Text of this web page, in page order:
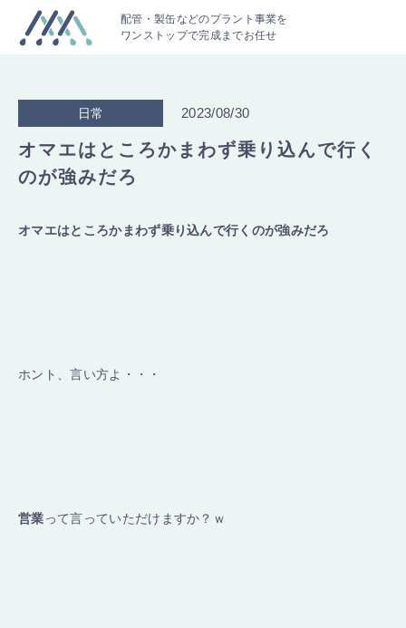
配管・製缶などのプラント事業を
ワンストップで完成までお任せ
日常 2023/08/30
オマエはところかまわず乗り込んで行く
のが強みだろ
オマエはところかまわず乗り込んで行くのが強みだろ
ホント、言い方よ・・・
営業って言っていただけますか？ｗ